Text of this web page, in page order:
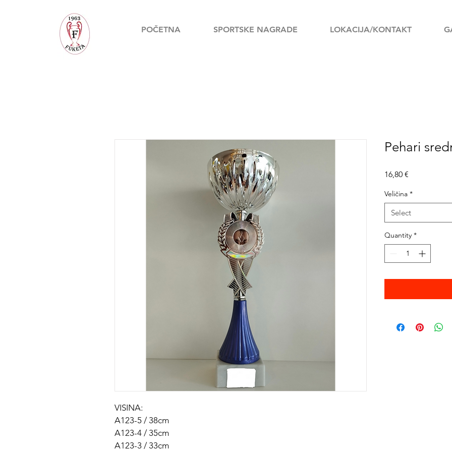
POČETNA SPORTSKE NAGRADE LOKACIJA/KONTAKT
VISINA:
A123-5 / 38cm
A123-4 / 35cm
A123-3 / 33cm
Pehari
16,80 €
Veličina *
Select
Quantity *